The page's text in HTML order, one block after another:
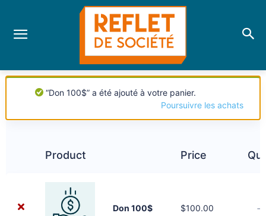
“Don 100$” a été ajouté à votre panier.
Poursuivre les achats
Product Price
Don 100$ $100.00 -